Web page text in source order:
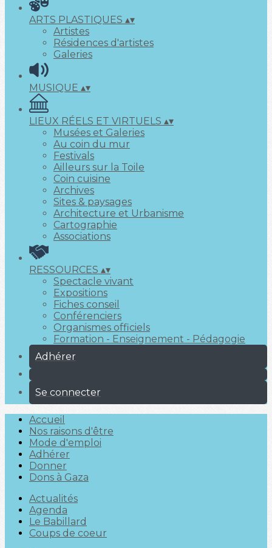
ARTS PLASTIQUES ▴▾
Artistes
Résidences d'artistes
Galeries
MUSIQUE ▴▾
LIEUX RÉELS ET VIRTUELS ▴▾
Musées et Galeries
Au coin du mur
Festivals
Ailleurs sur la Toile
Coin cuisine
Archives
Sites & paysages
Architecture et Urbanisme
Cartographie
Associations
RESSOURCES ▴▾
Spectacle vivant
Expositions
Fiches conseil
Conférenciers
Organismes officiels
Formation - Enseignement - Pédagogie
Adhérer
Se connecter
Accueil
Nos raisons d'être
Mode d'emploi
Adhérer
Donner
Dons à Gaza
Actualités
Agenda
Le Babillard
Coups de coeur